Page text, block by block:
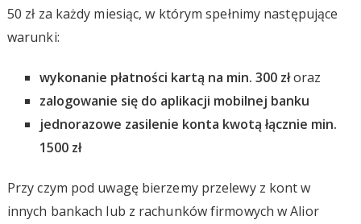
50 zł za każdy miesiąc, w którym spełnimy następujące
warunki:
wykonanie płatności kartą na min. 300 złoraz
zalogowanie się do aplikacji mobilnej banku
jednorazowe zasilenie konta kwotą łącznie min.
1500 zł
Przy czym pod uwagę bierzemy przelewy z kont w
innych bankach lub z rachunków firmowych w Alior